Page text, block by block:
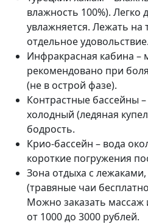
влажность 100%). Легко
увлажняется. Лежать
отдельное удовольствие.
Инфракрасная кабина –
рекомендовано при
(не в острой фазе).
Контрастные бассейны
холодный (ледяная
бодрость.
Крио-бассейн – вода
короткие погружения
Зона отдыха с
(травяные чаи
Можно заказать
от 1000 до 3000 рублей.